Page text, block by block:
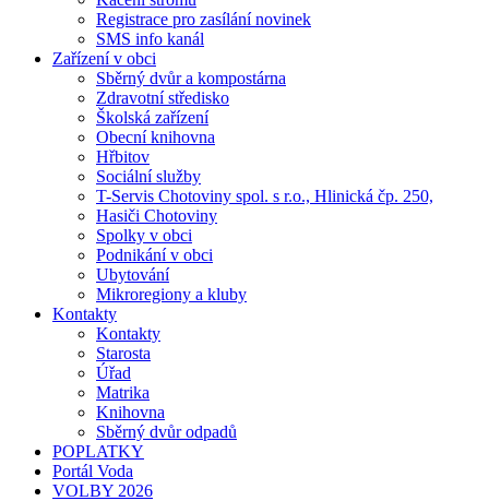
Registrace pro zasílání novinek
SMS info kanál
Zařízení v obci
Sběrný dvůr a kompostárna
Zdravotní středisko
Školská zařízení
Obecní knihovna
Hřbitov
Sociální služby
T-Servis Chotoviny spol. s r.o., Hlinická čp. 250,
Hasiči Chotoviny
Spolky v obci
Podnikání v obci
Ubytování
Mikroregiony a kluby
Kontakty
Kontakty
Starosta
Úřad
Matrika
Knihovna
Sběrný dvůr odpadů
POPLATKY
Portál Voda
VOLBY 2026